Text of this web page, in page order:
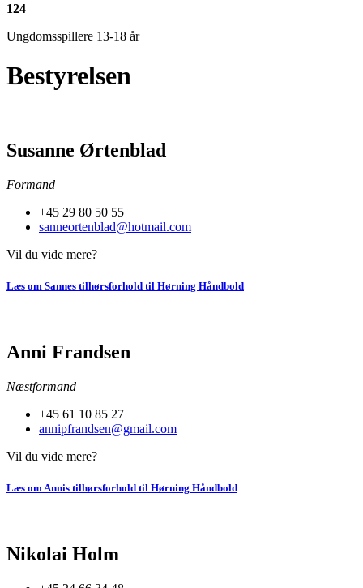
124
Ungdomsspillere 13-18 år
Bestyrelsen
Susanne Ørtenblad
Formand
+45 29 80 50 55
sanneortenblad@hotmail.com
Vil du vide mere?
Læs om Sannes tilhørsforhold til Hørning Håndbold
Anni Frandsen
Næstformand
+45 61 10 85 27
annipfrandsen@gmail.com
Vil du vide mere?
Læs om Annis tilhørsforhold til Hørning Håndbold
Nikolai Holm